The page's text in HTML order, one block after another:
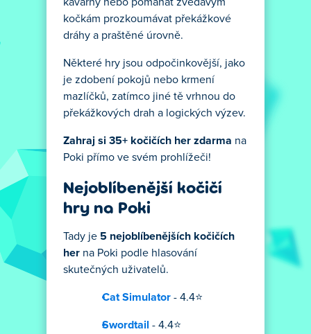
kočkám prozkoumávat překážkové
dráhy a praštěné úrovně.
Některé hry jsou odpočinkovější, jako
je zdobení pokojů nebo krmení
mazlíčků, zatímco jiné tě vrhnou do
překážkových drah a logických výzev.
Zahraj si 35+ kočičích her zdarma na
Poki přímo ve svém prohlížeči!
Nejoblíbenější kočičí
hry na Poki
Tady je 5 nejoblíbenějších kočičích
her na Poki podle hlasování
skutečných uživatelů.
Cat Simulator - 4.4⭐
Swordtail - 4.4⭐